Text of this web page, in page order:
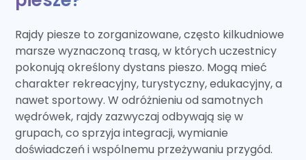
Rajdy piesze to zorganizowane, często kilkudniowe
marsze wyznaczoną trasą, w których uczestnicy
pokonują określony dystans pieszo. Mogą mieć
charakter rekreacyjny, turystyczny, edukacyjny, a
nawet sportowy. W odróżnieniu od samotnych
wędrówek, rajdy zazwyczaj odbywają się w
grupach, co sprzyja integracji, wymianie
doświadczeń i wspólnemu przeżywaniu przygód.